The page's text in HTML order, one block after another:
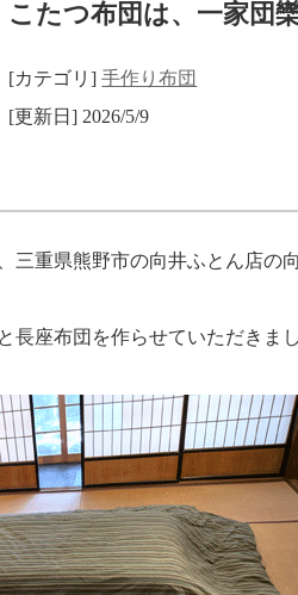
こたつ布団は、一家団
[カテゴリ]手作り布団
[更新日] 2026/5/9
三重県熊野市の向井ふとん店の
長座布団を作らせていただきまし